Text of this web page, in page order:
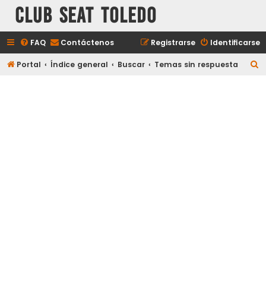
Club Seat Toledo
FAQ Contáctenos Identificarse
Registrarse
Portal Índice general Buscar Temas sin respuesta